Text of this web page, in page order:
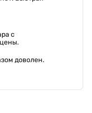
с
доволен.